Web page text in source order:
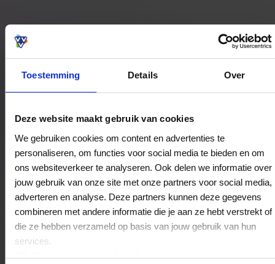
Toestemming Details Over
Deze website maakt gebruik van cookies
We gebruiken cookies om content en advertenties te
personaliseren, om functies voor social media te bieden en om
ons websiteverkeer te analyseren. Ook delen we informatie over
jouw gebruik van onze site met onze partners voor social media,
adverteren en analyse. Deze partners kunnen deze gegevens
combineren met andere informatie die je aan ze hebt verstrekt of
die ze hebben verzameld op basis van jouw gebruik van hun
services.
Klikhiervoor ons cookiebeleid.
Bestedingslocaties
Care Drogisterijen BV
Diemerplein 48
1111JD Diemen
Veelgestelde Vragen
Hoelang blijft mijn saldo geldig?